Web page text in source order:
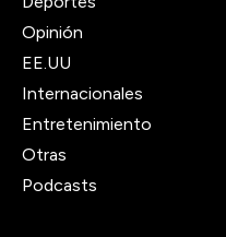
Opinión
EE.UU
Internacionales
Entretenimiento
Otras
Podcasts